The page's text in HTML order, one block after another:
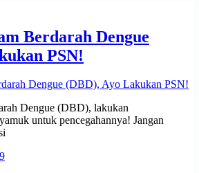
Berdarah Dengue
PSN!
Dengue (DBD), lakukan
untuk pencegahannya! Jangan